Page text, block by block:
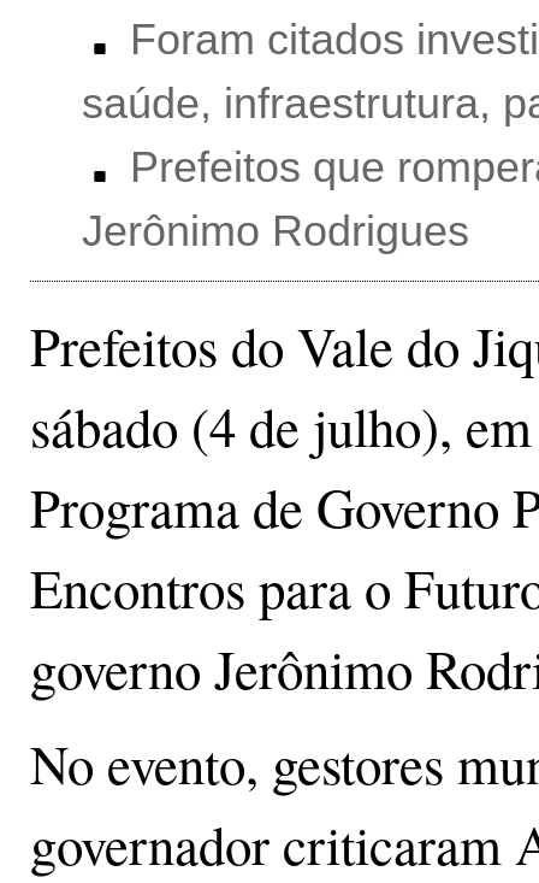
Foram citados
saúde, infraestrutura,
Prefeitos que
Jerônimo Rodrigues
Prefeitos do Vale do
sábado (4 de julho),
Programa de Governo
Encontros para o
governo Jerônimo
No evento, gestores
governador criticaram